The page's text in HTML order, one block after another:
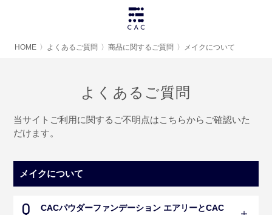
HOME 〉 よくあるご質問 〉 商品に関するご質問 〉 メイクについて
よくあるご質問
当サイトご利用に関するご不明点はこちらからご確認いた
だけます。
メイクについて
CACパウダーファンデーション エアリーとCAC